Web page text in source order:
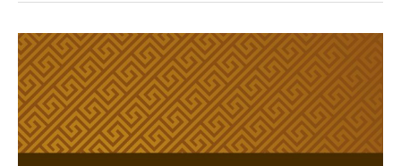
Estudio
Especializado
Discriminación,
representación
y
tratamiento